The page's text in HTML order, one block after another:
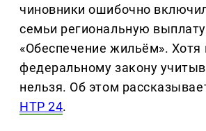
чиновники ошибочно
семьи региональную выплату
«Обеспечение жильём». Хотя
федеральному закону
нельзя. Об этом
НТР 24.